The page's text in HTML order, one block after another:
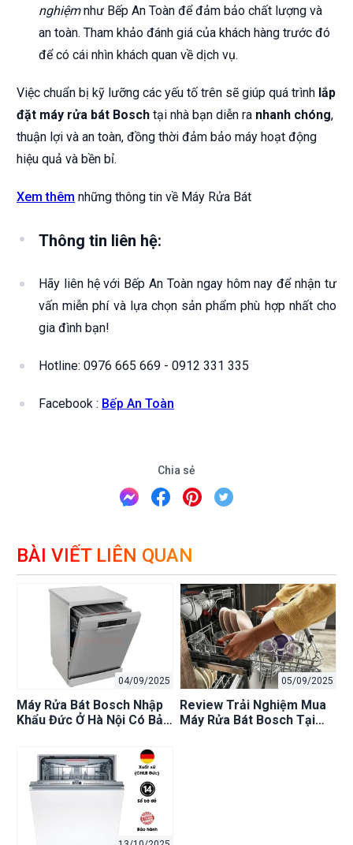
nghiệmnhư Bếp An Toàn để đảm bảo chất lượng và
an toàn. Tham khảo đánh giá của khách hàng trước đó
để có cái nhìn khách quan về dịch vụ.
Việc chuẩn bị kỹ lưỡng các yếu tố trên sẽ giúp quá trình lắp
đặt máy rửa bát Bosch tại nhà bạn diễn ra nhanh chóng,
thuận lợi và an toàn, đồng thời đảm bảo máy hoạt động
hiệu quả và bền bỉ.
Xem thêm những thông tin về Máy Rửa Bát
Thông tin liên hệ:
Hãy liên hệ với Bếp An Toàn ngay hôm nay để nhận tư
vấn miễn phí và lựa chọn sản phẩm phù hợp nhất cho
gia đình bạn!
Hotline: 0976 665 669 - 0912 331 335
Facebook : Bếp An Toàn
Chia sẻ
BÀI VIẾT LIÊN QUAN
04/09/2025
Máy Rửa Bát Bosch Nhập
Khẩu Đức Ở Hà Nội Có Bảo
05/09/2025
Review Trải Nghiệm Mua
Máy Rửa Bát Bosch Tại